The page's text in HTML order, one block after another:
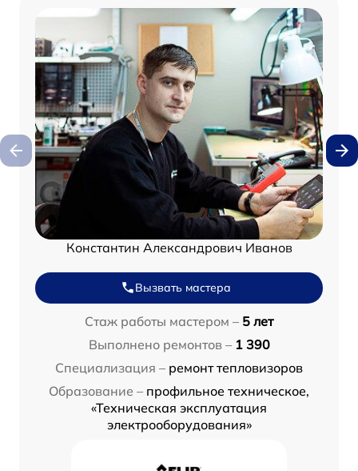
Константин Александрович Иванов
Вызвать мастера
Стаж работы мастером – 5 лет
Выполнено ремонтов – 1 390
Специализация – ремонт тепловизоров
Образование – профильное техническое,
«Техническая эксплуатация
электрооборудования»